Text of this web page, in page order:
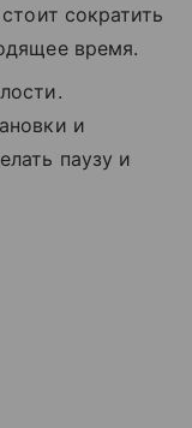
сократить
время.
и
паузу и